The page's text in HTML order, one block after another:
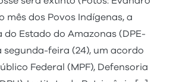
mês dos Povos Indígenas, a
do Estado do Amazonas (DPE-
segunda-feira (24), um acordo
Federal (MPF), Defensoria